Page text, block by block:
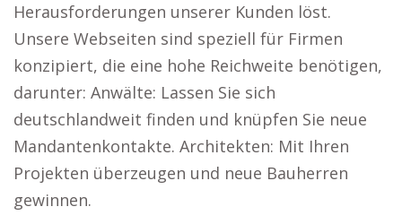
Herausforderungen unserer Kunden löst.
Unsere Webseiten sind speziell für Firmen
konzipiert, die eine hohe Reichweite benötigen,
darunter: Anwälte: Lassen Sie sich
deutschlandweit finden und knüpfen Sie neue
Mandantenkontakte. Architekten: Mit Ihren
Projekten überzeugen und neue Bauherren
gewinnen.